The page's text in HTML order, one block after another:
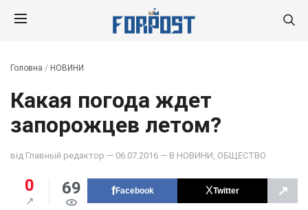
Головна / НОВИНИ
Какая погода ждет
запорожцев летом?
від Главный редактор — 06.07.2016 — В НОВИНИ ОБЩЕСТВО
0 69 Facebook Twitter ↗